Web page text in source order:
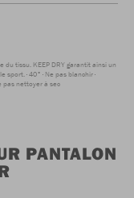
tissu. KEEP DRY garantit ainsi un
sport. 40° Ne pas blanchir
pas nettoyer à sec
PANTALON